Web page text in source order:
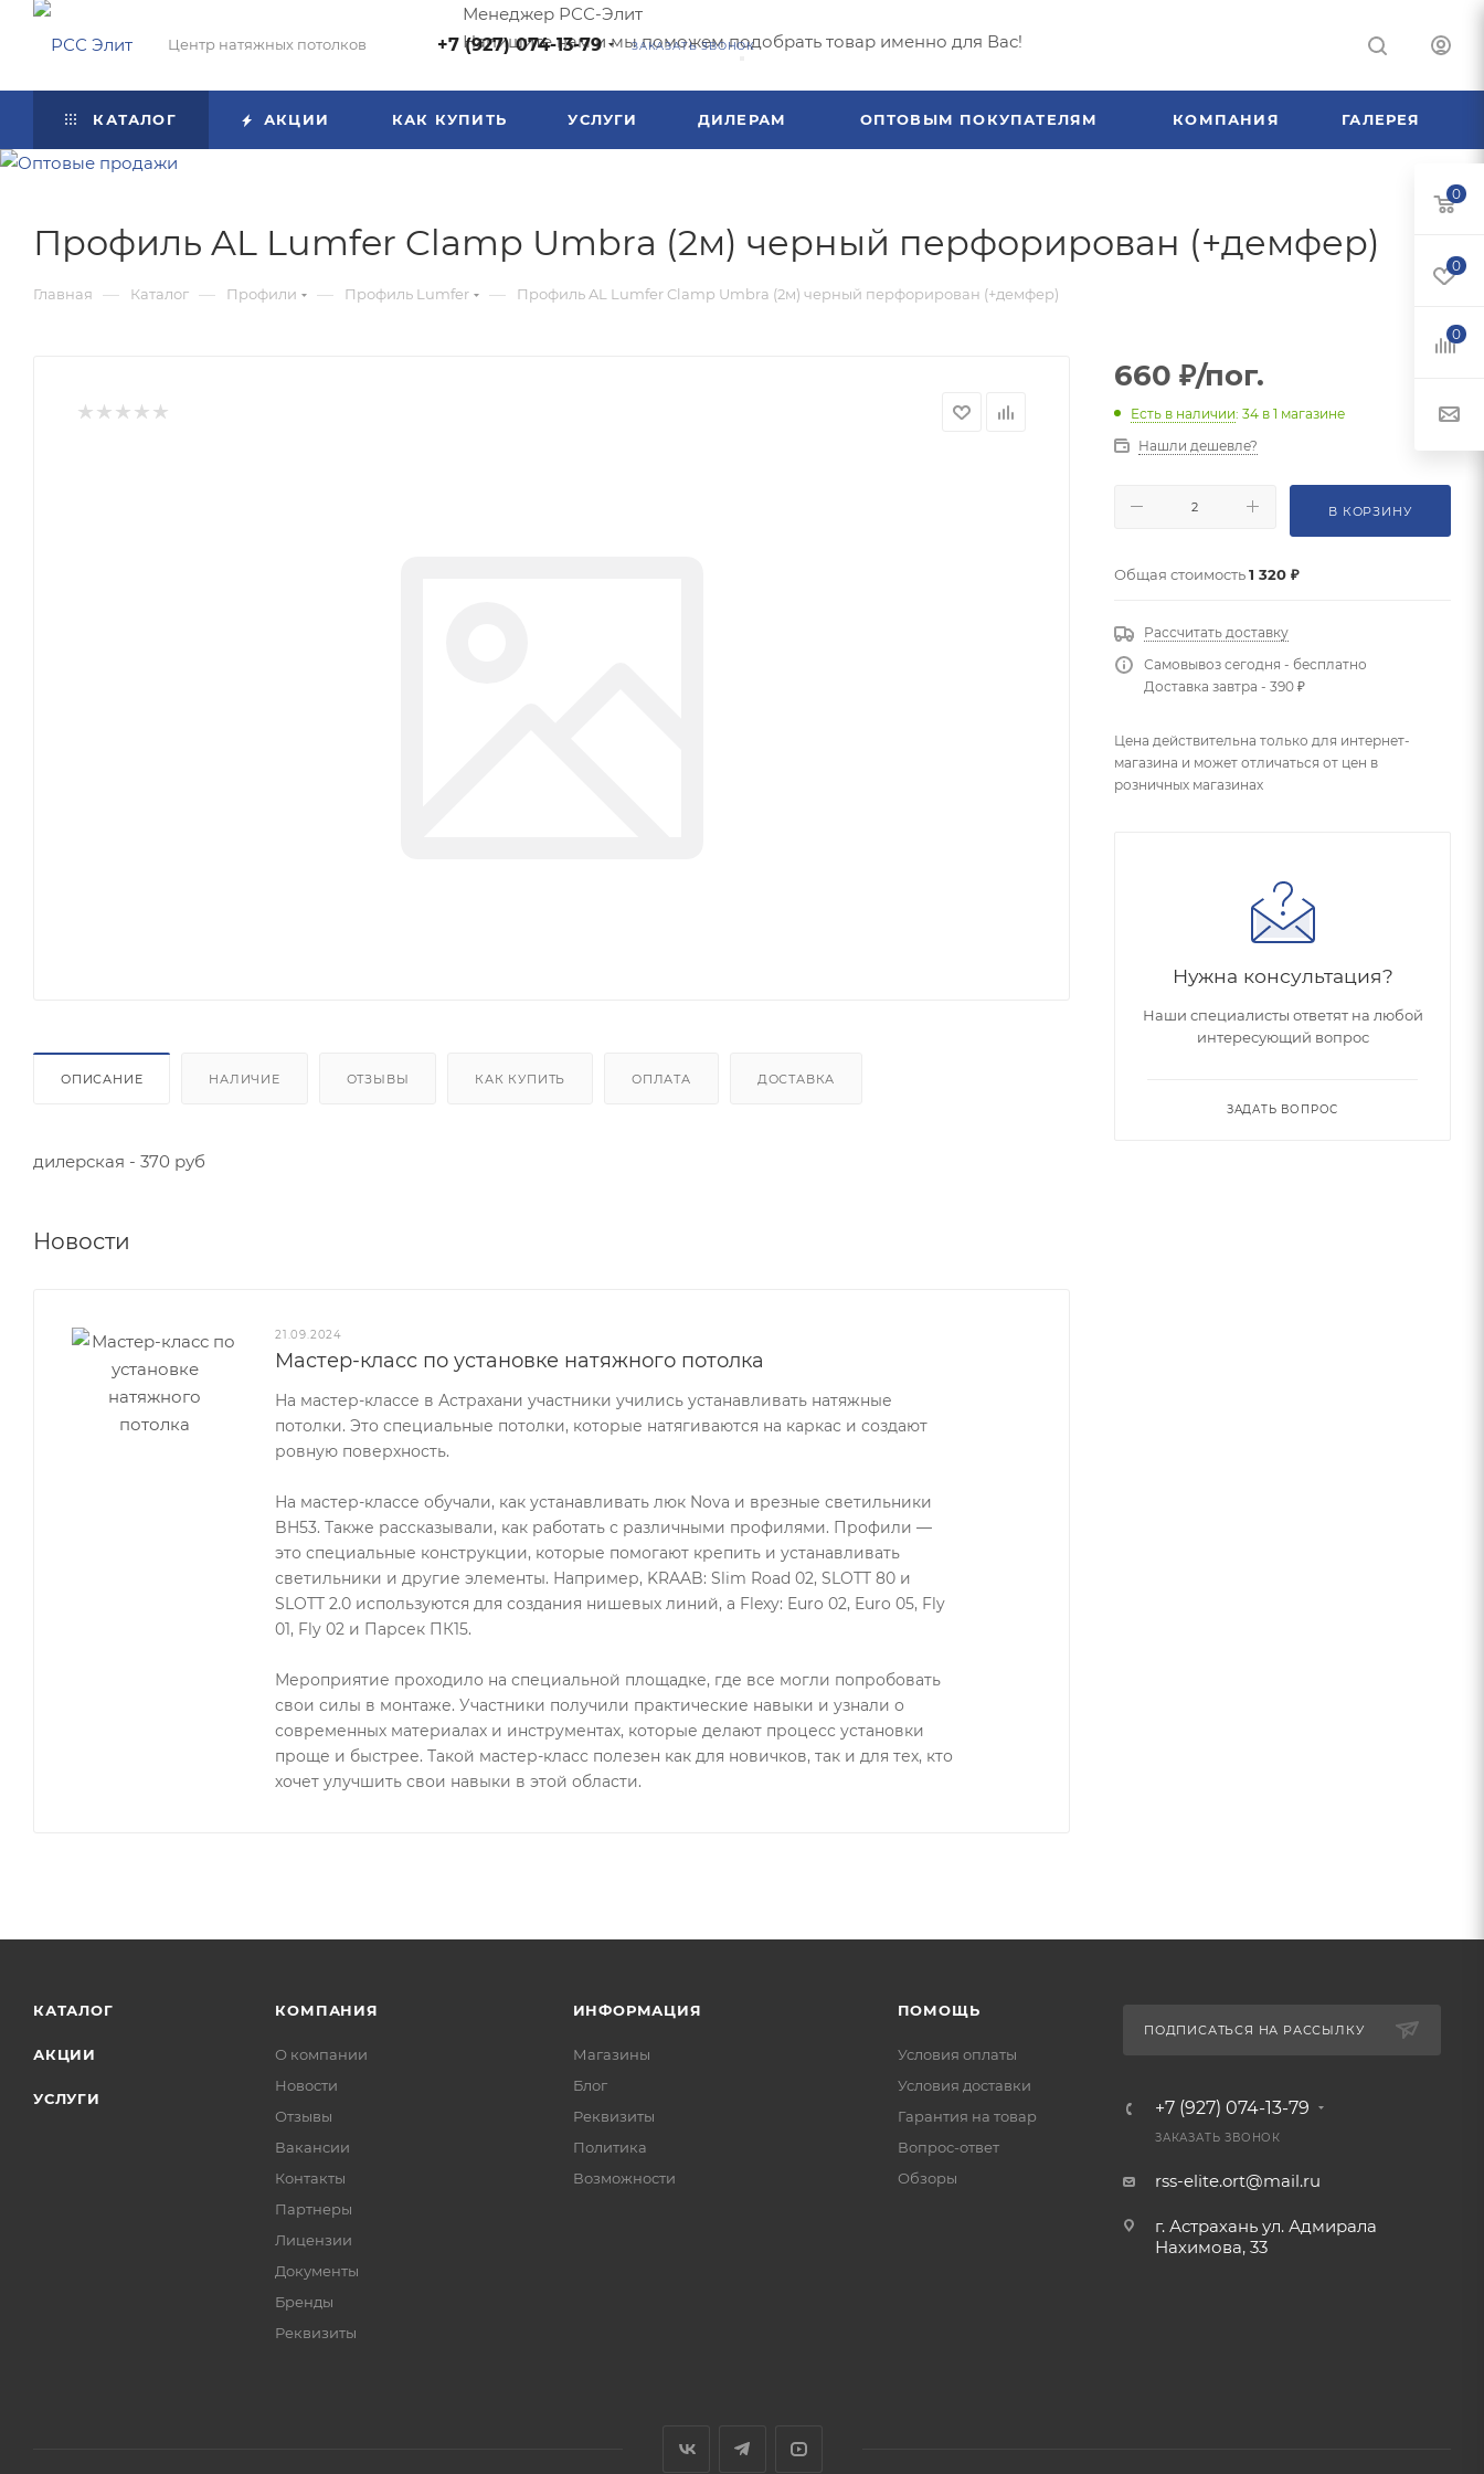
Менеджер РСС-Элит
Напишите нам и мы поможем подобрать товар именно для Вас!
Центр натяжных потолков +7 (927) 074-13-79 ЗАКАЗАТЬ ЗВОНОК
КАТАЛОГ АКЦИИ КАК КУПИТЬ УСЛУГИ ДИЛЕРАМ ОПТОВЫМ ПОКУПАТЕЛЯМ КОМПАНИЯ ГАЛЕРЕЯ
Профиль AL Lumfer Clamp Umbra (2м) черный перфорирован (+демфер)
Главная — Каталог — Профили — Профиль Lumfer — Профиль AL Lumfer Clamp Umbra (2м) черный перфорирован (+демфер)
ОПИСАНИЕ НАЛИЧИЕ ОТЗЫВЫ КАК КУПИТЬ ОПЛАТА ДОСТАВКА
дилерская - 370 руб
Новости
21.09.2024
Мастер-класс по установке натяжного потолка
На мастер-классе в Астрахани участники учились устанавливать натяжные
потолки. Это специальные потолки, которые натягиваются на каркас и создают
ровную поверхность.
На мастер-классе обучали, как устанавливать люк Nova и врезные светильники
BH53. Также рассказывали, как работать с различными профилями. Профили —
это специальные конструкции, которые помогают крепить и устанавливать
светильники и другие элементы. Например, KRAAB: Slim Road 02, SLOTT 80 и
SLOTT 2.0 используются для создания нишевых линий, а Flexy: Euro 02, Euro 05, Fly
01, Fly 02 и Парсек ПК15.
Мероприятие проходило на специальной площадке, где все могли попробовать
свои силы в монтаже. Участники получили практические навыки и узнали о
современных материалах и инструментах, которые делают процесс установки
проще и быстрее. Такой мастер-класс полезен как для новичков, так и для тех, кто
хочет улучшить свои навыки в этой области.
660 ₽/пог.
Есть в наличии: 34 в 1 магазине
Нашли дешевле?
В КОРЗИНУ
Общая стоимость1 320 ₽
Рассчитать доставку
Самовывоз сегодня - бесплатно
Доставка завтра - 390 ₽
Цена действительна только для интернет-
магазина и может отличаться от цен в
розничных магазинах
Нужна консультация?
Наши специалисты ответят на любой
интересующий вопрос
ЗАДАТЬ ВОПРОС
КАТАЛОГ
АКЦИИ
УСЛУГИ
КОМПАНИЯ
О компании
Новости
Отзывы
Вакансии
Контакты
Партнеры
Лицензии
Документы
Бренды
Реквизиты
ИНФОРМАЦИЯ
Магазины
Блог
Реквизиты
Политика
Возможности
ПОМОЩЬ
Условия оплаты
Условия доставки
Гарантия на товар
Вопрос-ответ
Обзоры
ПОДПИСАТЬСЯ НА РАССЫЛКУ
+7 (927) 074-13-79
ЗАКАЗАТЬ ЗВОНОК
rss-elite.ort@mail.ru
г. Астрахань ул. Адмирала
Нахимова, 33
0
0
0